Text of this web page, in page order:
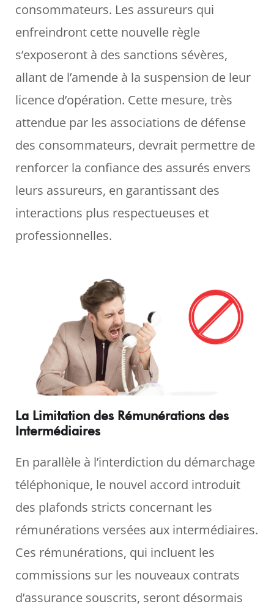
consommateurs. Les assureurs qui
enfreindront cette nouvelle règle
s’exposeront à des sanctions sévères,
allant de l’amende à la suspension de leur
licence d’opération. Cette mesure, très
attendue par les associations de défense
des consommateurs, devrait permettre de
renforcer la confiance des assurés envers
leurs assureurs, en garantissant des
interactions plus respectueuses et
professionnelles.
La Limitation des Rémunérations des
Intermédiaires
En parallèle à l’interdiction du démarchage
téléphonique, le nouvel accord introduit
des plafonds stricts concernant les
rémunérations versées aux intermédiaires.
Ces rémunérations, qui incluent les
commissions sur les nouveaux contrats
d’assurance souscrits, seront désormais